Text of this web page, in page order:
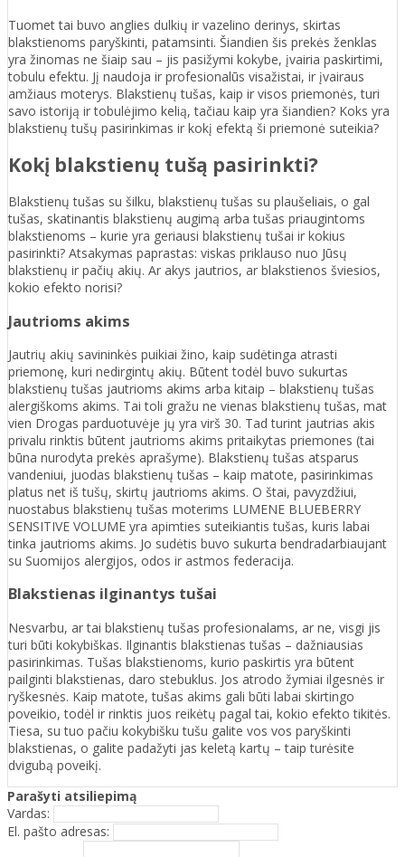
Tuomet tai buvo anglies dulkių ir vazelino derinys, skirtas
blakstienoms paryškinti, patamsinti. Šiandien šis prekės ženklas
yra žinomas ne šiaip sau – jis pasižymi kokybe, įvairia paskirtimi,
tobulu efektu. Jį naudoja ir profesionalūs visažistai, ir įvairaus
amžiaus moterys. Blakstienų tušas, kaip ir visos priemonės, turi
savo istoriją ir tobulėjimo kelią, tačiau kaip yra šiandien? Koks yra
blakstienų tušų pasirinkimas ir kokį efektą ši priemonė suteikia?
Kokį blakstienų tušą pasirinkti?
Blakstienų tušas su šilku, blakstienų tušas su plaušeliais, o gal
tušas, skatinantis blakstienų augimą arba tušas priaugintoms
blakstienoms – kurie yra geriausi blakstienų tušai ir kokius
pasirinkti? Atsakymas paprastas: viskas priklauso nuo Jūsų
blakstienų ir pačių akių. Ar akys jautrios, ar blakstienos šviesios,
kokio efekto norisi?
Jautrioms akims
Jautrių akių savininkės puikiai žino, kaip sudėtinga atrasti
priemonę, kuri nedirgintų akių. Būtent todėl buvo sukurtas
blakstienų tušas jautrioms akims arba kitaip – blakstienų tušas
alergiškoms akims. Tai toli gražu ne vienas blakstienų tušas, mat
vien Drogas parduotuvėje jų yra virš 30. Tad turint jautrias akis
privalu rinktis būtent jautrioms akims pritaikytas priemones (tai
būna nurodyta prekės aprašyme). Blakstienų tušas atsparus
vandeniui, juodas blakstienų tušas – kaip matote, pasirinkimas
platus net iš tušų, skirtų jautrioms akims. O štai, pavyzdžiui,
nuostabus blakstienų tušas moterims LUMENE BLUEBERRY
SENSITIVE VOLUME yra apimties suteikiantis tušas, kuris labai
tinka jautrioms akims. Jo sudėtis buvo sukurta bendradarbiaujant
su Suomijos alergijos, odos ir astmos federacija.
Blakstienas ilginantys tušai
Nesvarbu, ar tai blakstienų tušas profesionalams, ar ne, visgi jis
turi būti kokybiškas. Ilginantis blakstienas tušas – dažniausias
pasirinkimas. Tušas blakstienoms, kurio paskirtis yra būtent
pailginti blakstienas, daro stebuklus. Jos atrodo žymiai ilgesnės ir
ryškesnės. Kaip matote, tušas akims gali būti labai skirtingo
poveikio, todėl ir rinktis juos reikėtų pagal tai, kokio efekto tikitės.
Tiesa, su tuo pačiu kokybišku tušu galite vos vos paryškinti
blakstienas, o galite padažyti jas keletą kartų – taip turėsite
dvigubą poveikį.
Parašyti atsiliepimą
Vardas:
El. pašto adresas: